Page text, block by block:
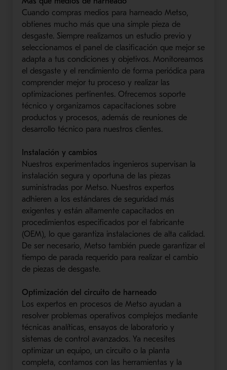
Cuando compras medios para harneado Metso,
obtienes mucho más que una simple pieza de
desgaste. Siempre realizamos un estudio previo y
seleccionamos el panel de clasificación que mejor se
adapta a tus condiciones y objetivos. Monitoreamos
el desgaste y el rendimiento de forma periódica para
comprender mejor tu proceso y realizar las
optimizaciones pertinentes. Ofrecemos soporte
técnico y organizamos capacitaciones sobre
productos y procesos, además de reuniones de
desarrollo técnico para nuestros clientes.
Instalación y cambios
Nuestros experimentados ingenieros supervisan la
instalación segura y oportuna de las piezas
suministradas por Metso. Nuestros expertos
adhieren a los estándares de seguridad más
exigentes y están altamente capacitados en
procedimientos especificados por el fabricante
(OEM), lo que garantiza instalaciones de alta calidad.
De ser necesario, Metso también puede garantizar el
tiempo de parada requerido para realizar el cambio
de piezas de desgaste.
Optimización del circuito de harneado
Los expertos en procesos de Metso ayudan a
resolver problemas operativos complejos mediante
técnicas analíticas, ensayos de laboratorio y
sistemas de control avanzados. Ya necesites
optimizar un equipo, un circuito o la planta
completa, contamos con las herramientas y la